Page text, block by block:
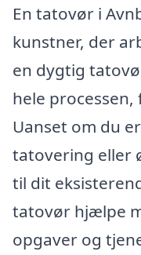
En tatovør i
kunstner, der
en dygtig
hele
Uanset om du
tatovering eller
til dit
tatovør hjælpe
opgaver og